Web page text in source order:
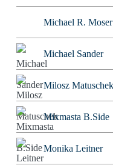
Michael R. Moser
Michael Sander
Milosz Matuschek
Mixmasta B.Side
Monika Leitner